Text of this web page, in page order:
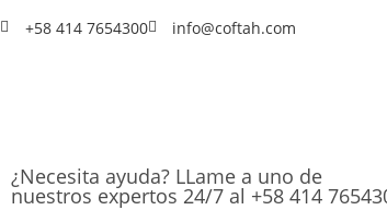
+58 414 7654300 info@coftah.com
¿Necesita ayuda? LLame a uno de
nuestros expertos 24/7 al +58 414